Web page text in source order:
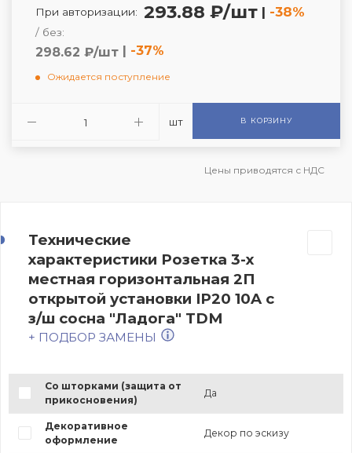
При авторизации: 293.88 ₽/шт | -38%
/ без:
298.62 ₽/шт | -37%
Ожидается поступление
шт В КОРЗИНУ
Цены приводятся с НДС
Технические
характеристики Розетка 3-х
местная горизонтальная 2П
открытой установки IP20 10A с
з/ш сосна "Ладога" TDM
+ ПОДБОР ЗАМЕНЫ
Со шторками (защита от
прикосновения)
Да
Декоративное
оформление
Декор по эскизу